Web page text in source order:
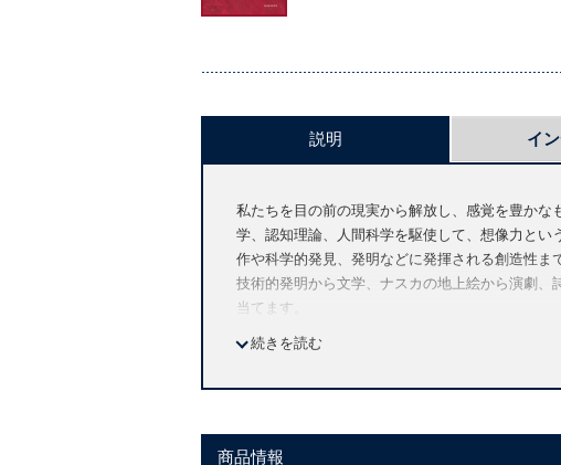
説明 イ
私たちを目の前の現実から解放し、感覚を豊か
学、認知理論、人間科学を駆使して、想像力と
作や科学的発見、発明などに発揮される創造性ま
技術的発明から文学、ナスカの地上絵から演劇
当てます。
Explains the philosophy of imagination
mind, aesthetics and literary theory, as
続きを読む
商品情報